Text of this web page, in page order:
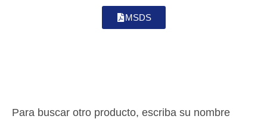
MSDS
Para buscar otro producto, escriba su nombre